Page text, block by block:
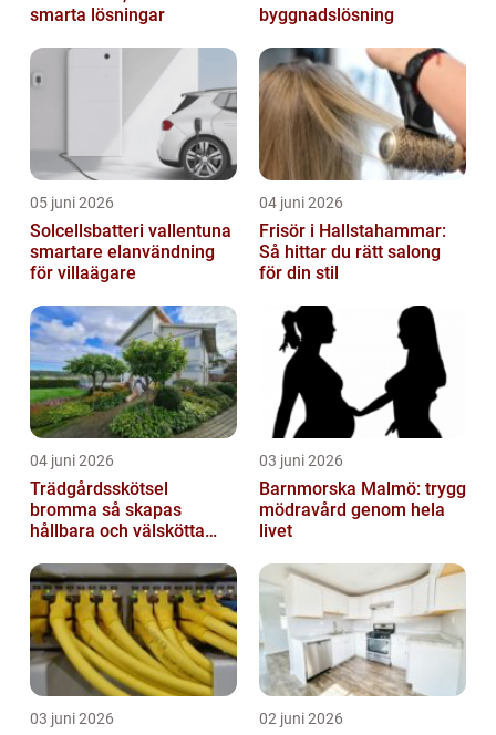
smarta lösningar
byggnadslösning
05 juni 2026
Solcellsbatteri vallentuna
smartare elanvändning
för villaägare
04 juni 2026
Frisör i Hallstahammar:
Så hittar du rätt salong
för din stil
04 juni 2026
Trädgårdsskötsel
bromma så skapas
hållbara och välskötta
03 juni 2026
Barnmorska Malmö: trygg
mödravård genom hela
livet
03 juni 2026 02 juni 2026